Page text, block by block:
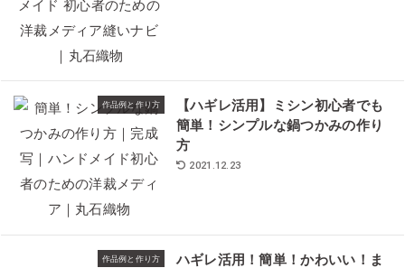
作品例と作り方
【ハギレ活用】ミシン初心者でも
簡単！シンプルな鍋つかみの作り
方
2021.12.23
作品例と作り方
ハギレ活用！簡単！かわいい！ま